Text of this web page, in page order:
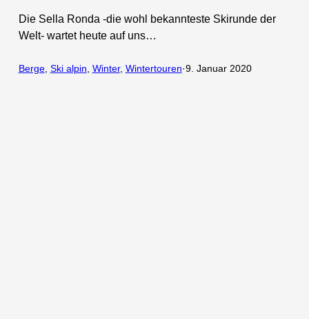
Die Sella Ronda -die wohl bekannteste Skirunde der
Welt- wartet heute auf uns…
Berge, Ski alpin Winter, Wintertouren·9. Januar 2020